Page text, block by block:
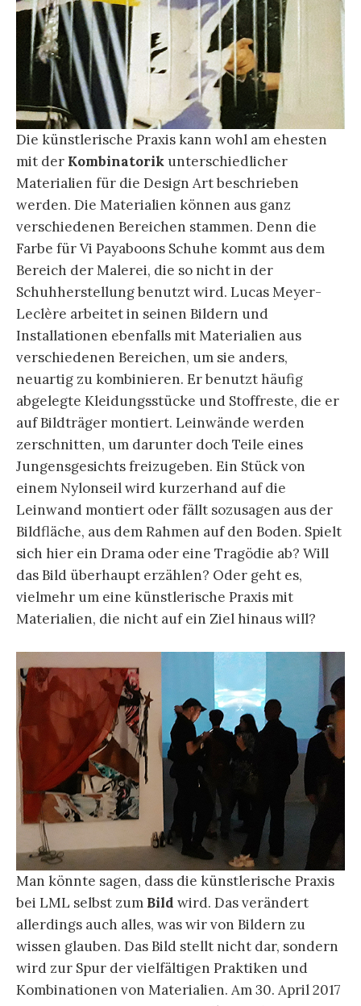
Die künstlerische Praxis kann wohl am ehesten
mit der Kombinatorik unterschiedlicher
Materialien für die Design Art beschrieben
werden. Die Materialien können aus ganz
verschiedenen Bereichen stammen. Denn die
Farbe für Vi Payaboons Schuhe kommt aus dem
Bereich der Malerei, die so nicht in der
Schuhherstellung benutzt wird. Lucas Meyer-
Leclère arbeitet in seinen Bildern und
Installationen ebenfalls mit Materialien aus
verschiedenen Bereichen, um sie anders,
neuartig zu kombinieren. Er benutzt häufig
abgelegte Kleidungsstücke und Stoffreste, die er
auf Bildträger montiert. Leinwände werden
zerschnitten, um darunter doch Teile eines
Jungensgesichts freizugeben. Ein Stück von
einem Nylonseil wird kurzerhand auf die
Leinwand montiert oder fällt sozusagen aus der
Bildfläche, aus dem Rahmen auf den Boden. Spielt
sich hier ein Drama oder eine Tragödie ab? Will
das Bild überhaupt erzählen? Oder geht es,
vielmehr um eine künstlerische Praxis mit
Materialien, die nicht auf ein Ziel hinaus will?
Man könnte sagen, dass die künstlerische Praxis
bei LML selbst zum Bild wird. Das verändert
allerdings auch alles, was wir von Bildern zu
wissen glauben. Das Bild stellt nicht dar, sondern
wird zur Spur der vielfältigen Praktiken und
Kombinationen von Materialien. Am 30. April 2017